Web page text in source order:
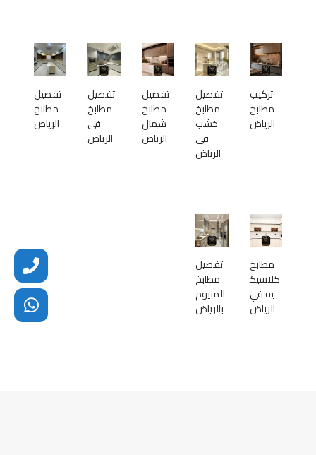
تركيب
مطابخ
الرياض
تفصيل
مطابخ
خشب
في
الرياض
تفصيل
مطابخ
شمال
الرياض
تفصيل
مطابخ
في
الرياض
تفصيل
مطابخ
الرياض
مطابخ
كلاسيك
يه في
الرياض
تفصيل
مطابخ
المنيوم
بالرياض